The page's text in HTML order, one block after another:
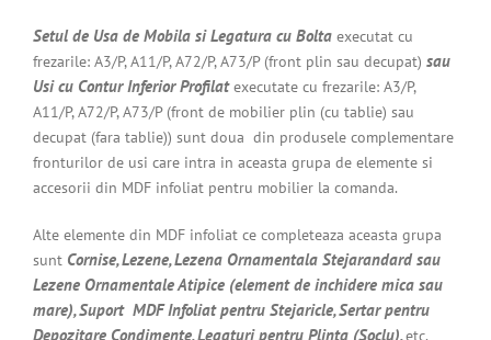
Setul de Usa de Mobila si Legatura cu Bolta executat cu
frezarile: A3/P, A11/P, A72/P, A73/P (front plin sau decupat) sau
Usi cu Contur Inferior Profilatexecutate cu frezarile: A3/P,
A11/P, A72/P, A73/P (front de mobilier plin (cu tablie) sau
decupat (fara tablie)) sunt doua din produsele complementare
fronturilor de usi care intra in aceasta grupa de elemente si
accesorii din MDF infoliat pentru mobilier la comanda.
Alte elemente din MDF infoliat ce completeaza aceasta grupa
sunt Cornise, Lezene, Lezena Ornamentala Stejarandard sau
Lezene Ornamentale Atipice (element de inchidere mica sau
mare), Suport MDF Infoliat pentru Stejaricle, Sertar pentru
Depozitare Condimente, Legaturi pentru Plinta (Soclu),etc.